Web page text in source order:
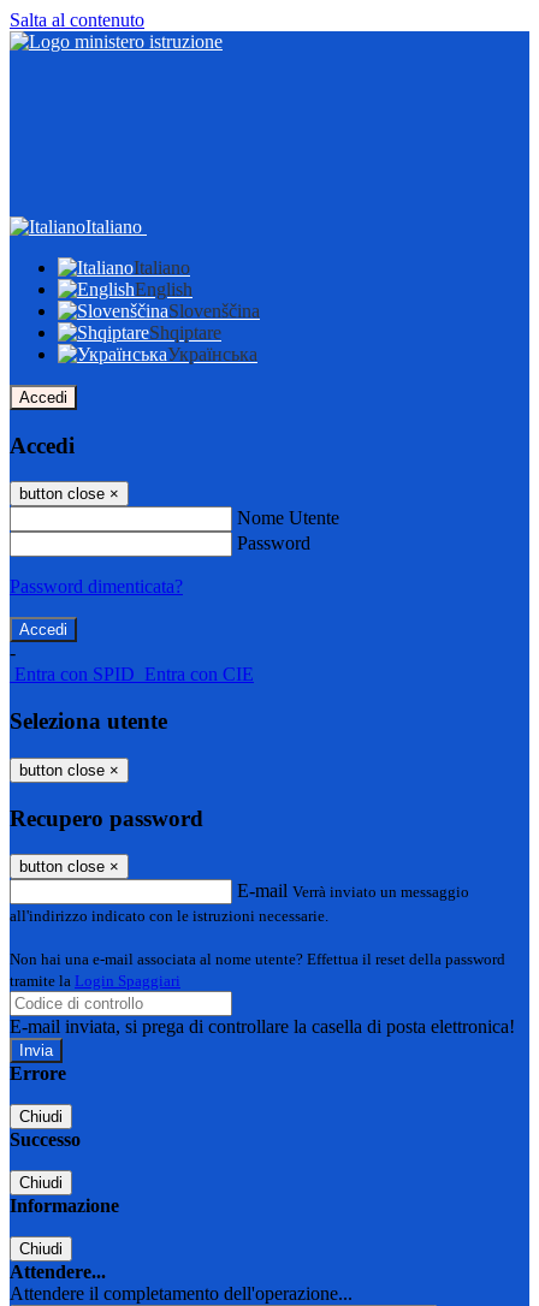
Salta al contenuto
Italiano
Italiano
English
Slovenščina
Shqiptare
Українська
Accedi
Accedi
button close ×
Nome Utente
Password
Password dimenticata?
-
Entra con SPID Entra con CIE
Seleziona utente
button close ×
Recupero password
button close ×
E-mail Verrà inviato un messaggio
all'indirizzo indicato con le istruzioni necessarie.
Non hai una e-mail associata al nome utente? Effettua il reset della password
tramite la Login Spaggiari
E-mail inviata, si prega di controllare la casella di posta elettronica!
Errore
Chiudi
Successo
Chiudi
Informazione
Chiudi
Attendere...
Attendere il completamento dell'operazione...